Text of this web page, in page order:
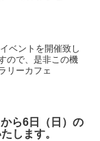
ベントを開催致し
ので、是非この機
リーカフェ
ら6日（日）の
します。